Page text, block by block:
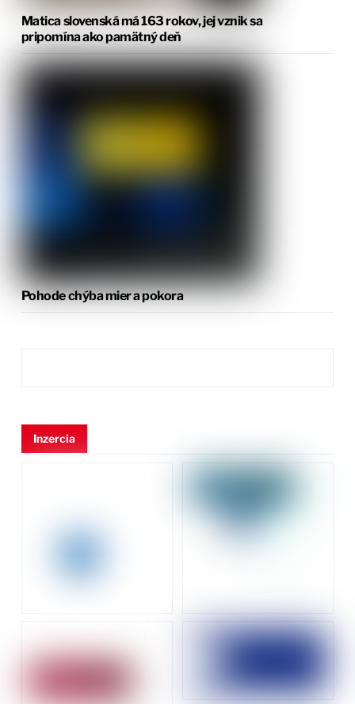
Matica slovenská má 163 rokov, jej vznik sa
pripomína ako pamätný deň
Pohode chýba mier a pokora
Inzercia